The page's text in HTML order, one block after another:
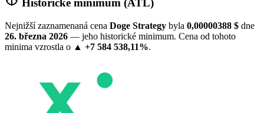
Historické minimum (ATL)
Nejnižší zaznamenaná cena Doge Strategy byla 0,00000388 $ dne
26. března 2026 — jeho historické minimum. Cena od tohoto
minima vzrostla o ▲ +7 584 538,11%.